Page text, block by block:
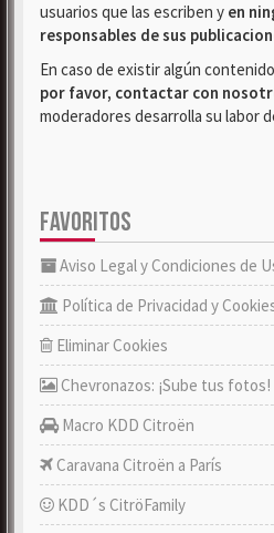
usuarios que las escriben y en
responsables de sus
En caso de existir algún
por favor, contactar con
moderadores desarrolla su labor
FAVORITOS
Aviso Legal y Condiciones de
Política de Privacidad y
Eliminar Cookies
Chevronazos: ¡Sube tus fotos!
Macro KDD Citroën
Caravana Citroën a París
KDD´s CitröFamily